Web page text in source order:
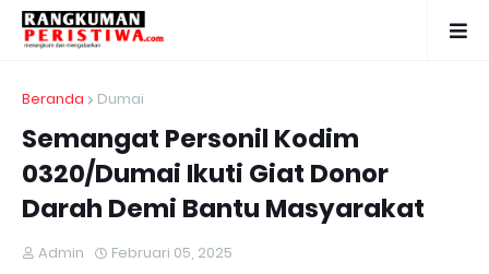
Beranda Dumai
Semangat Personil Kodim
0320/Dumai Ikuti Giat Donor
Darah Demi Bantu Masyarakat
Admin Februari 05, 2025